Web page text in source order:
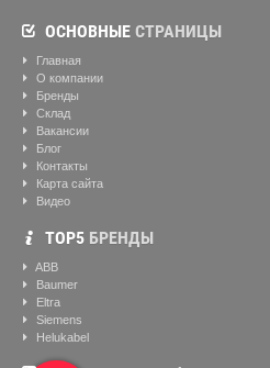
ОСНОВНЫЕ СТРАНИЦЫ
Главная
О компании
Бренды
Склад
Вакансии
Блог
Контакты
Карта сайта
Видео
ТОР5 БРЕНДЫ
ABB
Baumer
Eltra
Siemens
Helukabel